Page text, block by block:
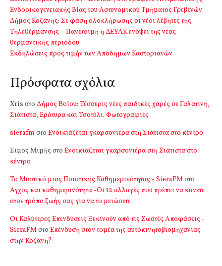
Ενδοοικογενειακής Βίας του Αστυνομικού Τμήματος Γρεβενών
Δήμος Κοζάνης: Σε φάση ολοκλήρωσης οι νέοι λέβητες της
Τηλεθέρμανσης – Πανέτοιμη η ΔΕΥΑΚ ενόψει της νέας
θερμαντικής περιόδου
Εκδηλώσεις προς τιμήν των Απόδημων Καστοριανών
Πρόσφατα σχόλια
Xris στο Δήμος Βοΐου: Τέσσερις νέες παιδικές χαρές σε Γαλατινή,
Σιάτιστα, Εράτυρα και Τσοτύλι. Φωτογραφίες
sierafm στο Ενοικιάζεται γκαρσονιέρα στη Σιάτιστα στο κέντρο
Σιμος Μιμής στο Ενοικιάζεται γκαρσονιέρα στη Σιάτιστα στο
κέντρο
Το Μυστικό μιας Ποιοτικής Καθημερινότητας - SieraFMστο
Αγχος και καθημερινότητα -Οι 12 αλλαγές που πρέπει να κάνετε
στον τρόπο ζωής σας για να το μειώσετε
Οι Καλύτερες Επενδύσεις Ξεκινούν από τις Σωστές Αποφάσεις -
SieraFMστο Επένδυση στον τομέα της αυτοκινητοβιομηχανίας
στην Κοζάνη?